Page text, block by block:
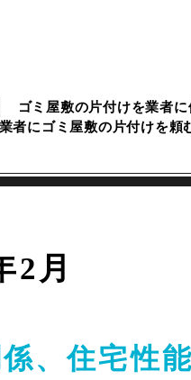
ゴミ屋敷の片付けを業者
業者にゴミ屋敷の片付けを頼
2月
、住宅性